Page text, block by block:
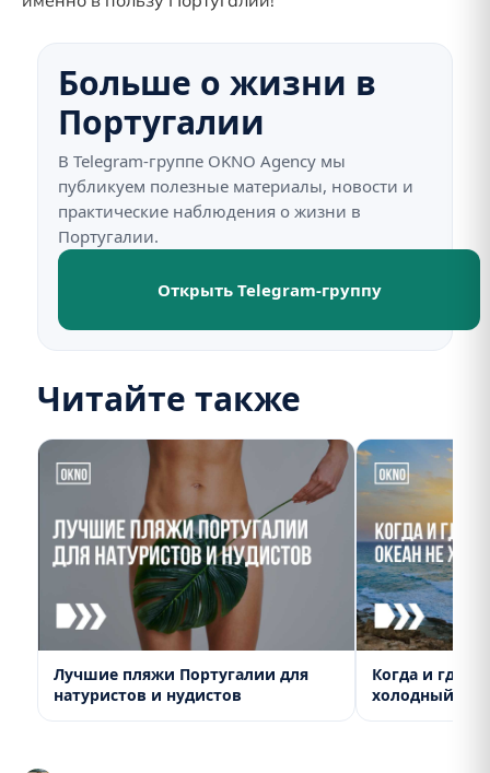
Больше о жизни в
Португалии
В Telegram-группе OKNO Agency мы
публикуем полезные материалы, новости и
практические наблюдения о жизни в
Португалии.
Открыть Telegram-группу
Читайте также
Лучшие пляжи Португалии для
натуристов и нудистов
Когда и где в
холодный?